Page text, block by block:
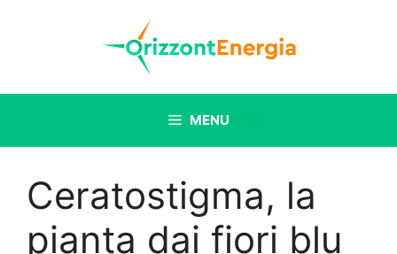
MENU
Ceratostigma, la
pianta dai fiori blu